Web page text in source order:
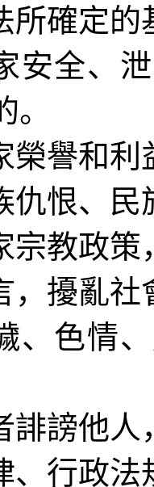
所確定的
安全、
榮譽和利
仇恨、民
宗教政策
，擾亂社
、色情
誹謗他人
、行政法